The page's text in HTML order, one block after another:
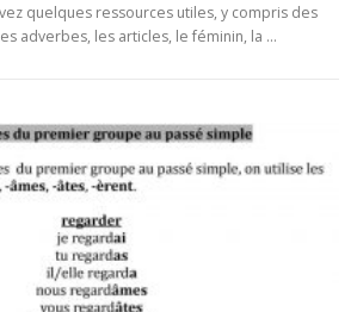
quelques ressources utiles, y compris des
adverbes, les articles, le féminin, la …